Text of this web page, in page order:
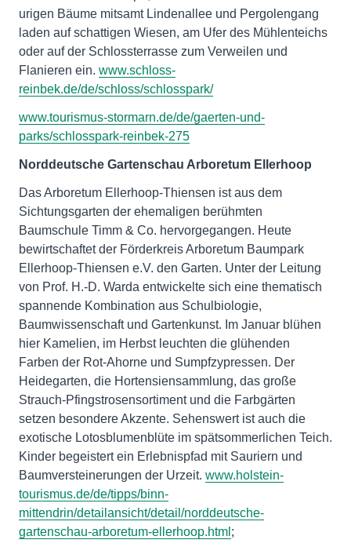
urigen Bäume mitsamt Lindenallee und Pergolengang
laden auf schattigen Wiesen, am Ufer des Mühlenteichs
oder auf der Schlossterrasse zum Verweilen und
Flanieren ein. www.schloss-
reinbek.de/de/schloss/schlosspark/
www.tourismus-stormarn.de/de/gaerten-und-
parks/schlosspark-reinbek-275
Norddeutsche Gartenschau Arboretum Ellerhoop
Das Arboretum Ellerhoop-Thiensen ist aus dem
Sichtungsgarten der ehemaligen berühmten
Baumschule Timm & Co. hervorgegangen. Heute
bewirtschaftet der Förderkreis Arboretum Baumpark
Ellerhoop-Thiensen e.V. den Garten. Unter der Leitung
von Prof. H.-D. Warda entwickelte sich eine thematisch
spannende Kombination aus Schulbiologie,
Baumwissenschaft und Gartenkunst. Im Januar blühen
hier Kamelien, im Herbst leuchten die glühenden
Farben der Rot-Ahorne und Sumpfzypressen. Der
Heidegarten, die Hortensiensammlung, das große
Strauch-Pfingstrosensortiment und die Farbgärten
setzen besondere Akzente. Sehenswert ist auch die
exotische Lotosblumenblüte im spätsommerlichen Teich.
Kinder begeistert ein Erlebnispfad mit Sauriern und
Baumversteinerungen der Urzeit. www.holstein-
tourismus.de/de/tipps/binn-
mittendrin/detailansicht/detail/norddeutsche-
gartenschau-arboretum-ellerhoop.html ;